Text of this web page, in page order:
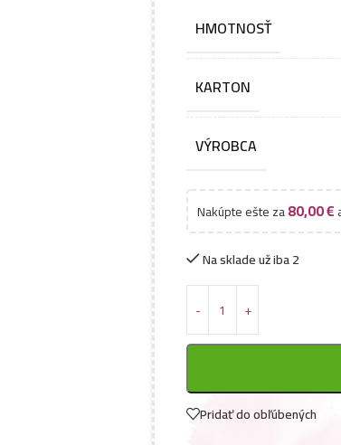
HMOTNOSŤ
KARTON
VÝROBCA
Nakúpte ešte za80,00€
Na sklade už iba 2
Pridať do obľúbených